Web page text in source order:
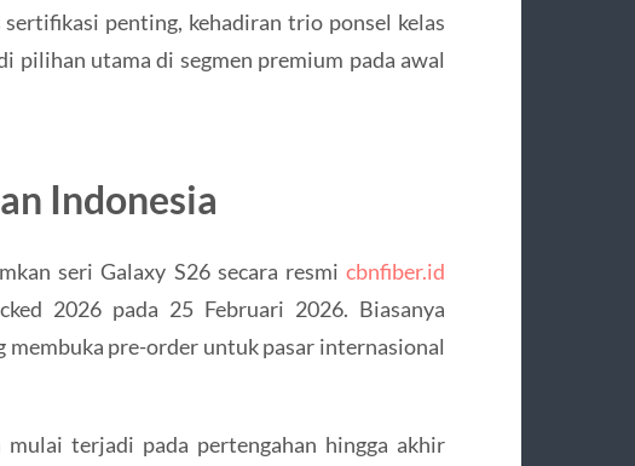
penting, kehadiran trio ponsel kelas
pilihan utama di segmen premium pada awal
Indonesia
seri Galaxy S26 secara resmicbnfiber.id
2026 pada 25 Februari 2026. Biasanya
membuka pre-order untuk pasar internasional
terjadi pada pertengahan hingga akhir